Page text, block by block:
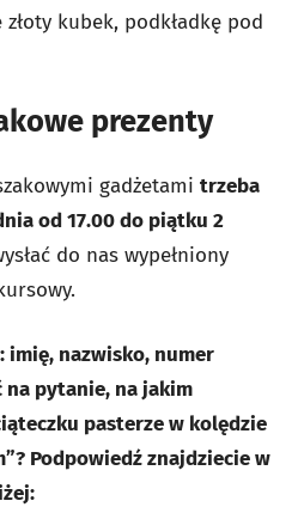
kubek, podkładkę pod
prezenty
gadżetami trzeba
od 17.00 do piątku 2
do nas wypełniony
imię, nazwisko, numer
pytanie, na jakim
pasterze w kolędzie
Podpowiedź znajdziecie w